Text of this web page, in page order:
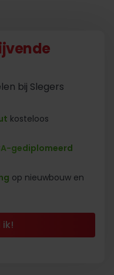
bij Slegers
kosteloos
gediplomeerd
op nieuwbouw en